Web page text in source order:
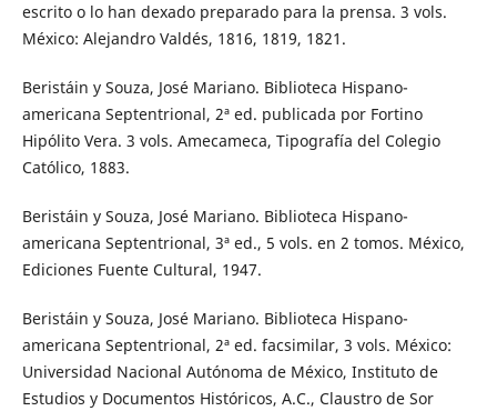
escrito o lo han dexado preparado para la prensa. 3 vols.
México: Alejandro Valdés, 1816, 1819, 1821.
Beristáin y Souza, José Mariano. Biblioteca Hispano-
americana Septentrional, 2ª ed. publicada por Fortino
Hipólito Vera. 3 vols. Amecameca, Tipografía del Colegio
Católico, 1883.
Beristáin y Souza, José Mariano. Biblioteca Hispano-
americana Septentrional, 3ª ed., 5 vols. en 2 tomos. México,
Ediciones Fuente Cultural, 1947.
Beristáin y Souza, José Mariano. Biblioteca Hispano-
americana Septentrional, 2ª ed. facsimilar, 3 vols. México:
Universidad Nacional Autónoma de México, Instituto de
Estudios y Documentos Históricos, A.C., Claustro de Sor